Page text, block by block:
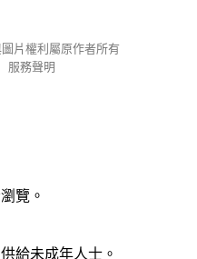
片權利屬原作者所有
服務聲明
覽。
給未成年人士。